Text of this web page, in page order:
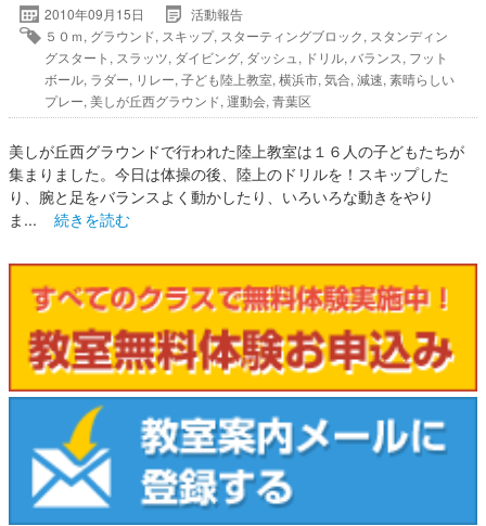
2010年09月15日
活動報告
５０ｍ, グラウンド, スキップ, スターティングブロック, スタンディン
グスタート , スラッツ, ダイビング, ダッシュ , ドリル, バランス, フット
ボール, ラダー, リレー, 子ども陸上教室, 横浜市, 気合, 減速, 素晴らしい
プレー, 美しが丘西グラウンド, 運動会, 青葉区
美しが丘西グラウンドで行われた陸上教室は１６人の子どもたちが
集まりました。今日は体操の後、陸上のドリルを！スキップした
り、腕と足をバランスよく動かしたり、いろいろな動きをやり
ま... 続きを読む